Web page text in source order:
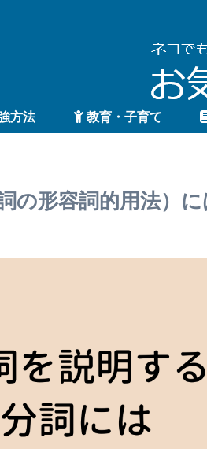
方法 教育・子育て
の形容詞的用法）